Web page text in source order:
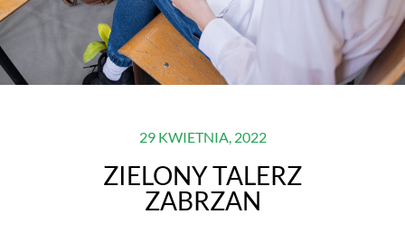
29 KWIETNIA, 2022
ZIELONY TALERZ
ZABRZAN